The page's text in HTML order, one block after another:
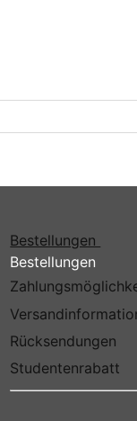
Bestellungen
Bestellungen
Rücksendungen
Studentenrabatt